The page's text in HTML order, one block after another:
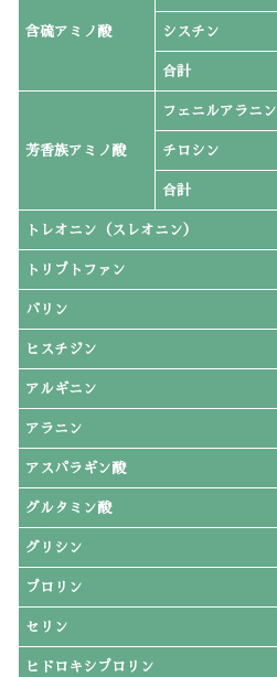
含硫アミノ酸 シスチン
合計
芳香族アミノ酸
フェニルアラニン
チロシン
合計
トレオニン（スレオニン）
トリプトファン
バリン
ヒスチジン
アルギニン
アラニン
アスパラギン酸
グルタミン酸
グリシン
プロリン
セリン
ヒドロキシプロリン